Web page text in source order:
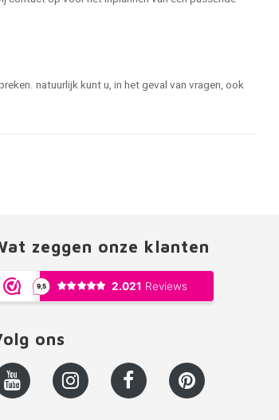
natuurlijk kunt u, in het geval van vragen, ook
zeggen onze klanten
ons